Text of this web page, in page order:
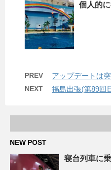
個人的
PREV アップデートは
NEXT 福島出張(第89回
NEW POST
寝台列車に